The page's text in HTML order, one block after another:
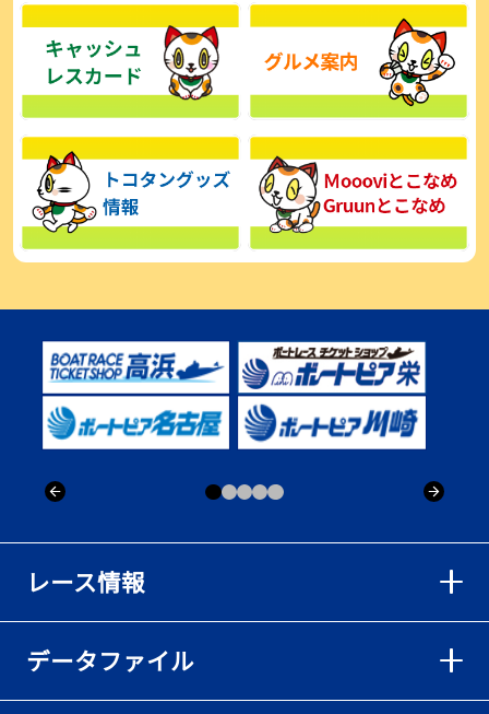
【とこなめボート】西丸敦基が未勝利では終われない「最終日頑張
る」
2026年08月03日
【とこなめボート ルーキーシリーズ】広瀬凜 6位で予選突破「勝負
2026年08月02日
【とこなめボート 日野未来コラム とこなめミライ予想図】トコタン
お誕生日おめでとう！
2026年08月02日
んでもらったし、恩返しをしたいです」～とこなめルーキーＳ
【常滑ボート・ルーキーＳ】荒木颯斗 予選９位でセミファイナル進
出「そろそろ優勝したい」
2026年08月02日
回りは良くなった」／常滑 - 日刊スポーツ
【ボートレース】島川海輝が逃げ切って準優勝負駆け成功、準優は
伸び意識の調整で／常滑 - 日刊スポーツ
【ボートレース】地元の荒木颯斗が有言実行の予選突破「そろそろ
2026年08月02日
レース情報
データファイル